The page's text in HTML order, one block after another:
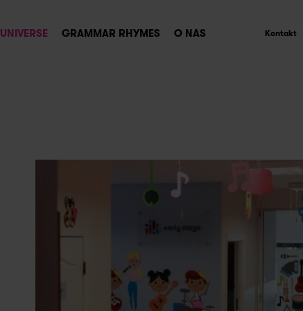
UNIVERSE GRAMMAR RHYMES O NAS Kontakt